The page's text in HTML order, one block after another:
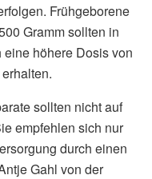
Frühgeborene
Gramm sollten in
höhere Dosis von
sollten nicht auf
empfehlen sich nur
durch einen
Gahl von der